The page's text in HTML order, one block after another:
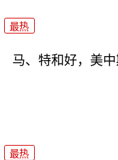
最热
马、特和好，美
最热